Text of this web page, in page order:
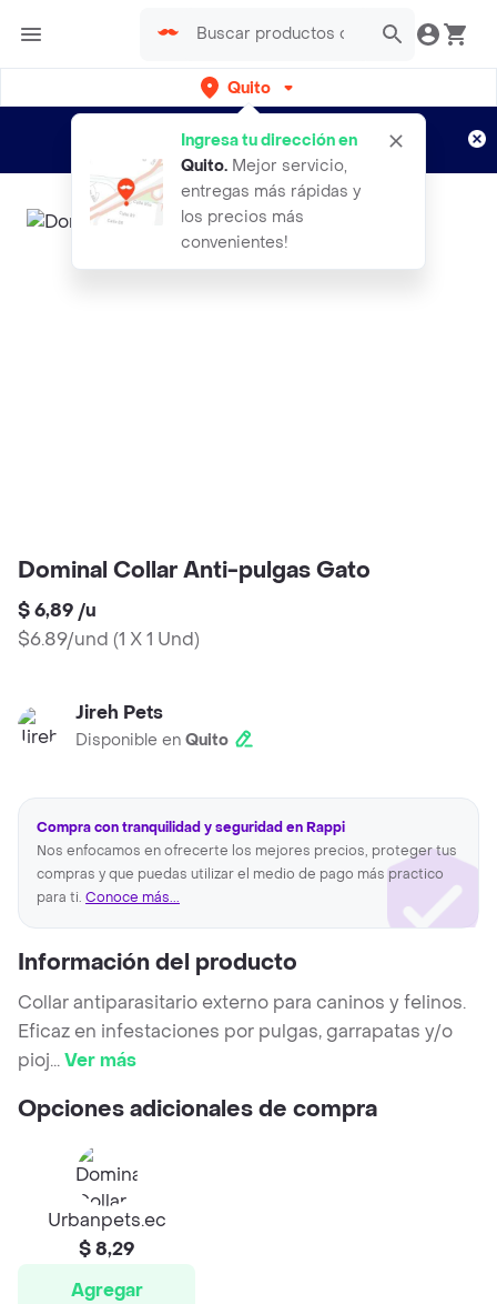
Quito
Ingresa tu dirección en
Quito. Mejor servicio,
entregas más rápidas y
los precios más
convenientes!
envíos gratis por semanas
Aplican TyC
Dominal Collar Anti-pulgas Gato
$ 6,89 /u
$6.89/und (1 X 1 Und)
Jireh Pets
Disponible en Quito
Compra con tranquilidad y seguridad en Rappi
Nos enfocamos en ofrecerte los mejores precios, proteger tus
compras y que puedas utilizar el medio de pago más practico
para ti. Conoce más...
Información del producto
Collar antiparasitario externo para caninos y felinos.
Eficaz en infestaciones por pulgas, garrapatas y/o
pioj...Ver más
Opciones adicionales de compra
Urbanpets.ec
$ 8,29
Agregar